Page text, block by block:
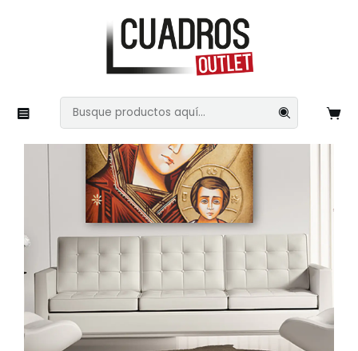
Imágenes Variadas Arte Religiosos
Religiosos 8